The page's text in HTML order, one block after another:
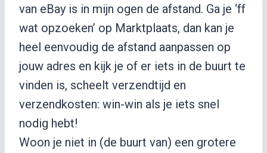
van eBay is in mijn ogen de afstand. Ga je ‘ff
wat opzoeken’ op Marktplaats, dan kan je
heel eenvoudig de afstand aanpassen op
jouw adres en kijk je of er iets in de buurt te
vinden is, scheelt verzendtijd en
verzendkosten: win-win als je iets snel
nodig hebt!
Woon je niet in (de buurt van) een grotere